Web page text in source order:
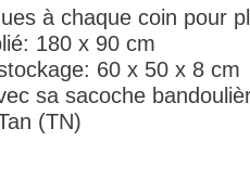
à chaque coin pour
180 x 90 cm
60 x 50 x 8 cm
sa sacoche
(TN)